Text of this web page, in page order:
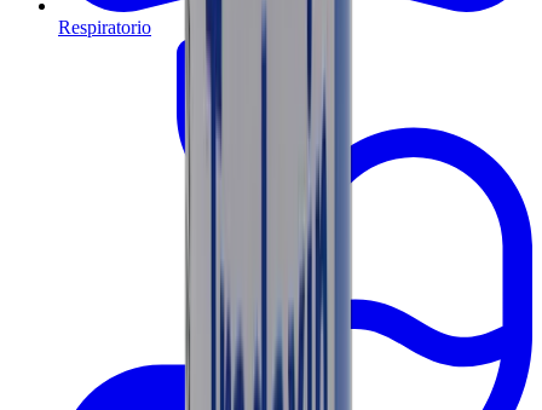
Respiratorio